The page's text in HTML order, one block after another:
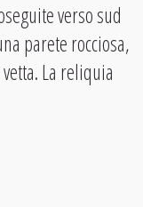
verso sud
parete rocciosa,
La reliquia